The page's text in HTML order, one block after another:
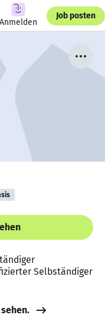
Anmelden
Job posten
Selbständiger